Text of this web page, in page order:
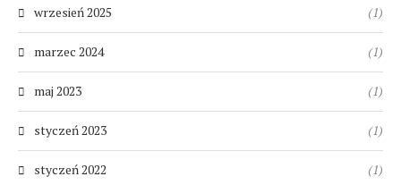
wrzesień 2025 (1)
marzec 2024 (1)
maj 2023 (1)
styczeń 2023 (1)
styczeń 2022 (1)